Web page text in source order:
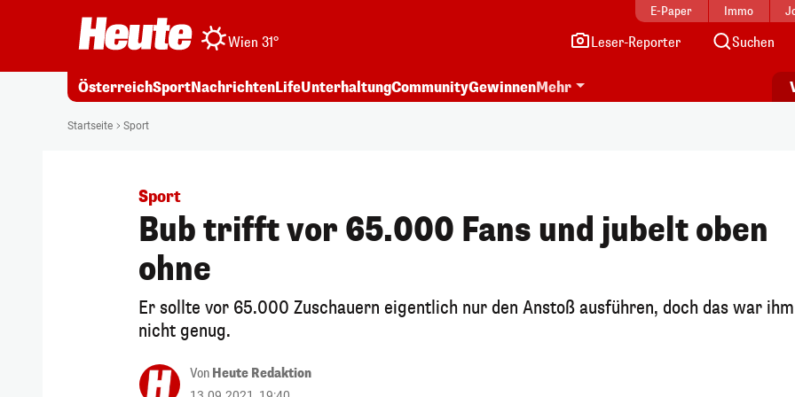
E-Paper Immo
Wien 31° Leser-Reporter Suchen
ÖsterreichSportNachrichtenLifeUnterhaltungCommunityGewinnenMehr
Startseite Sport
Sport
Bub trifft vor 65.000 Fans und jubelt oben
ohne
Er sollte vor 65.000 Zuschauern eigentlich nur den Anstoß ausführen, doch das war ihm
nicht genug.
Von Heute Redaktion